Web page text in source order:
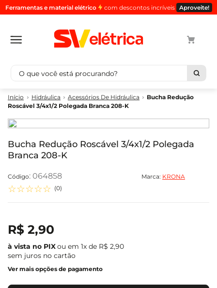
Ferramentas e material elétrico com descontos incríveis Aproveite!
O que você está procurando?
Hidráulica Acessórios De Hidráulica
Bucha Redução
Roscável 3/4x1/2 Polegada Branca 208-K
Bucha Redução Roscável 3/4x1/2 Polegada
Branca 208-K
: 064858 Marca: KRONA
☆☆☆☆☆ (0)
R$ 2,90
ou em 1x de R$ 2,90
sem juros no cartão
Ver mais opções de pagamento
Termos mais buscados
cabo
2º
luminaria
3º
tomada
4º
cabo pp
4